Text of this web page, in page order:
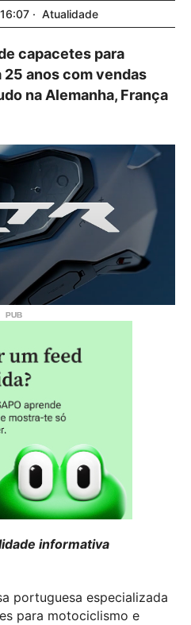
16:07 Atualidade
capacetes para
anos com vendas
na Alemanha, França
informativa
portuguesa especializada
para motociclismo e